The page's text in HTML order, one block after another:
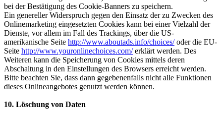
bei der Bestätigung des Cookie-Banners zu speichern.
Ein genereller Widerspruch gegen den Einsatz der zu Zwecken des
Onlinemarketing eingesetzten Cookies kann bei einer Vielzahl der
Dienste, vor allem im Fall des Trackings, über die US-
amerikanische Seite http://www.aboutads.info/choices/oder die EU-
Seite http://www.youronlinechoices.com/erklärt werden. Des
Weiteren kann die Speicherung von Cookies mittels deren
Abschaltung in den Einstellungen des Browsers erreicht werden.
Bitte beachten Sie, dass dann gegebenenfalls nicht alle Funktionen
dieses Onlineangebotes genutzt werden können.
10. Löschung von Daten